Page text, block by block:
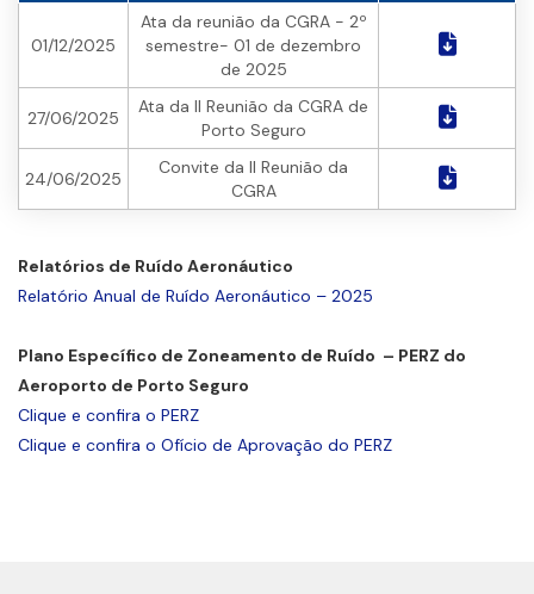
01/12/2025
Ata da reunião da CGRA - 2º
semestre- 01 de dezembro
de 2025
27/06/2025
Ata da II Reunião da CGRA de
Porto Seguro
24/06/2025
Convite da II Reunião da
CGRA
Relatórios de Ruído Aeronáutico
Relatório Anual de Ruído Aeronáutico – 2025
Plano Específico de Zoneamento de Ruído – PERZ do
Aeroporto de Porto Seguro
Clique e confira o PERZ
Clique e confira o Ofício de Aprovação do PERZ